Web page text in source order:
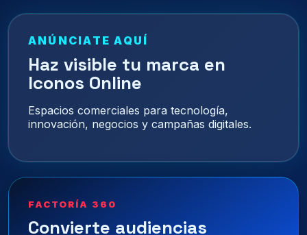
ANÚNCIATE AQUÍ
Haz visible tu marca en
Iconos Online
Espacios comerciales para tecnología,
innovación, negocios y campañas digitales.
FACTORÍA 360
Convierte audiencias